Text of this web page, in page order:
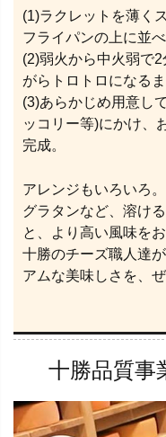
(1)ラクレットを薄く
フライパンの上に並べ
(2)弱火から中火弱で
がらトロトロになるま
(3)あらかじめ用意し
ッコリー等)にかけ、
完成。
アレンジもいろいろ
グラタンなど、溶け
と、より高い風味を
十勝のチーズ職人達
アムな美味しさを、
十勝品質事